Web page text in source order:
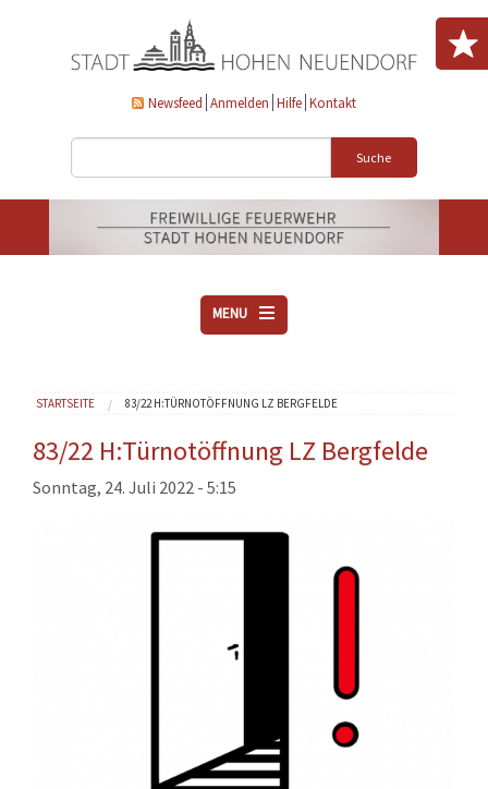
Newsfeed Anmelden Hilfe Kontakt
Suche
MENU
VEREINE
AKTUELLES
DOWNLOADS
TECHNIK
Sie sind hier
STARTSEITE 83/22 H:TÜRNOTÖFFNUNG LZ BERGFELDE
83/22 H:Türnotöffnung LZ Bergfelde
Sonntag, 24. Juli 2022 - 5:15